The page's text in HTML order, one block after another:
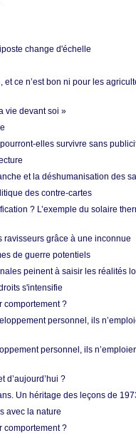
change d'échelle
ce n’est bon ni pour les
vie devant soi »
elles survivre sans
et la déshumanisation des
des contre-cartes
? L’exemple du solaire
ravisseurs grâce à une inconnue
de guerre potentiels
peinent à saisir les réalités
s'intensifie
comportement ?
personnel, ils
personnel, ils
d’aujourd’hui ?
Un héritage des leçons de
avec la nature
comportement ?